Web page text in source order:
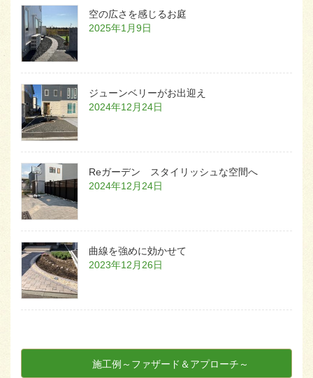
空の広さを感じるお庭
2025年1月9日
ジューンベリーがお出迎え
2024年12月24日
Reガーデン スタイリッシュな空間へ
2024年12月24日
曲線を強めに効かせて
2023年12月26日
施工例～ファザード＆アプローチ～